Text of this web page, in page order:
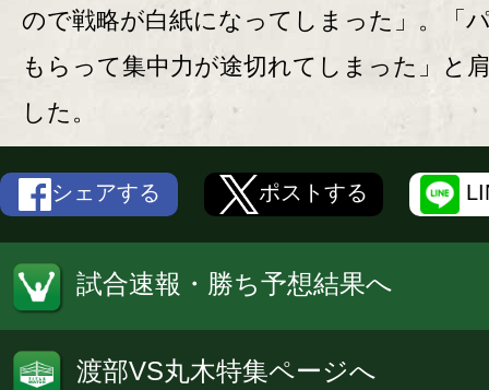
ので戦略が白紙になってしまった」。「
もらって集中力が途切れてしまった」と
した。
シェアする ポストする
試合速報・勝ち予想結果へ
渡部VS丸木特集ページへ